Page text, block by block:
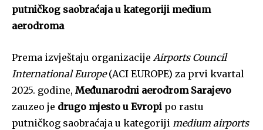
putničkog saobraćaja u kategoriji medium
aerodroma
Prema izvještaju organizacije Airports Council
International Europe(ACI EUROPE) za prvi kvartal
2025. godine, Međunarodni aerodrom Sarajevo
zauzeo je drugo mjesto u Evropi po rastu
putničkog saobraćaja u kategoriji medium airports